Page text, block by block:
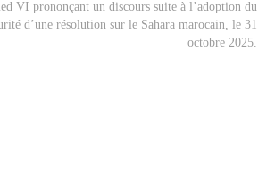
VI prononçant un discours suite à l’adoption du
d’une résolution sur le Sahara marocain, le 31
octobre 2025.